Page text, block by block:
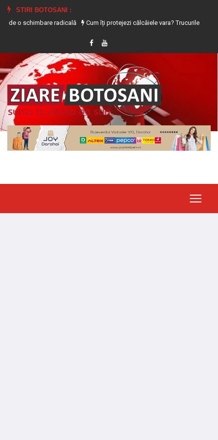
STIRI BOTOSANI :
radicală
Cum îți protejezi călcâiele vara? Trucurile care previn